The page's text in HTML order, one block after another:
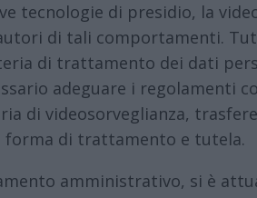
tecnologie di presidio, la
di tali comportamenti.
di trattamento dei dati
adeguare i regolamenti
di videosorveglianza,
forma di trattamento e tutela.
amministrativo, si è